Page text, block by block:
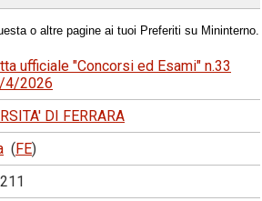
o altre pagine ai tuoi Preferiti su Mininterno.
ufficiale "Concorsi ed Esami" n.33
4/2026
DI FERRARA
(FE)